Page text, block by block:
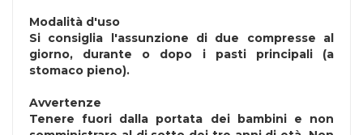
Modalità d'uso
Si consiglia l'assunzione di due compresse al
giorno, durante o dopo i pasti principali (a
stomaco pieno).
Avvertenze
Tenere fuori dalla portata dei bambini e non